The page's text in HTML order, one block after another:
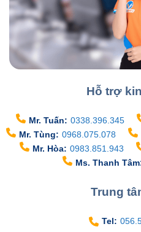
Hỗ trợ
Mr. Tuấn: 0338.396.345
Mr. Tùng: 0968.075.078
Mr. Hòa: 0983.851.943
Ms. Thanh
Trung
Tel: